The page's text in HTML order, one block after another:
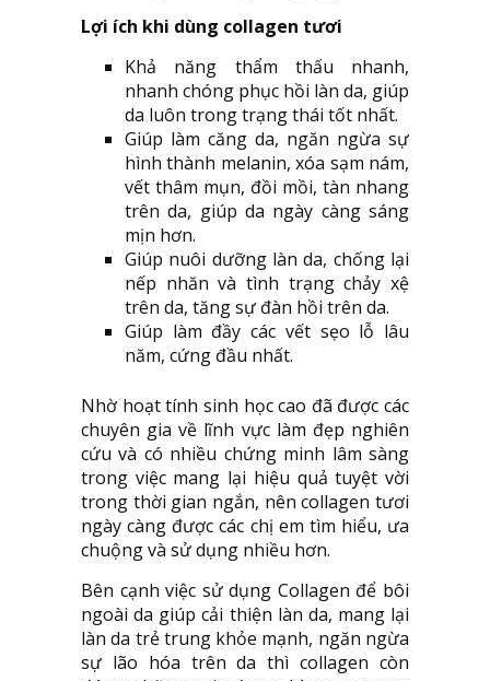
Lợi ích khi dùng collagen tươi
Khả năng thẩm thấu nhanh,
nhanh chóng phục hồi làn da, giúp
da luôn trong trạng thái tốt nhất.
Giúp làm căng da, ngăn ngừa sự
hình thành melanin, xóa sạm nám,
vết thâm mụn, đồi mồi, tàn nhang
trên da, giúp da ngày càng sáng
mịn hơn.
Giúp nuôi dưỡng làn da, chống lại
nếp nhăn và tình trạng chảy xệ
trên da, tăng sự đàn hồi trên da.
Giúp làm đầy các vết sẹo lỗ lâu
năm, cứng đầu nhất.
Nhờ hoạt tính sinh học cao đã được các
chuyên gia về lĩnh vực làm đẹp nghiên
cứu và có nhiều chứng minh lâm sàng
trong việc mang lại hiệu quả tuyệt vời
trong thời gian ngắn, nên collagen tươi
ngày càng được các chị em tìm hiểu, ưa
chuộng và sử dụng nhiều hơn.
Bên cạnh việc sử dụng Collagen để bôi
ngoài da giúp cải thiện làn da, mang lại
làn da trẻ trung khỏe mạnh, ngăn ngừa
sự lão hóa trên da thì collagen còn